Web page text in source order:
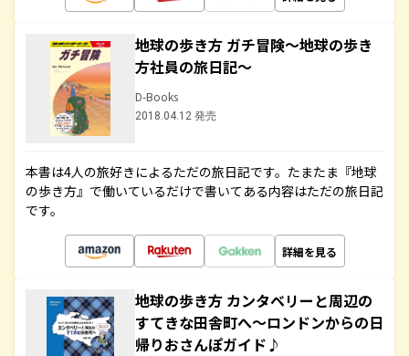
地球の歩き方 ガチ冒険～地球の歩き
方社員の旅日記～
D-Books
2018.04.12 発売
本書は4人の旅好きによるただの旅日記です。たまたま『地球
の歩き方』で働いているだけで書いてある内容はただの旅日記
です。
詳細を見る
地球の歩き方 カンタベリーと周辺の
すてきな田舎町へ～ロンドンからの日
帰りおさんぽガイド♪